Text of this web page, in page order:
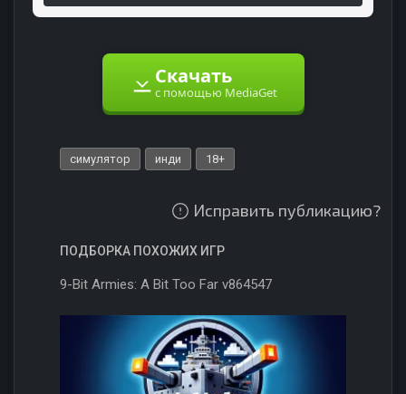
Скачать
с помощью MediaGet
симулятор инди 18+
Исправить публикацию?
ПОДБОРКА ПОХОЖИХ ИГР
9-Bit Armies: A Bit Too Far v864547